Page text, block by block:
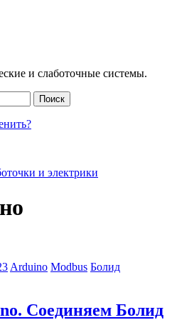
и слаботочные системы.
Поиск
и электрики
Arduino Modbus Болид
Соединяем Болид